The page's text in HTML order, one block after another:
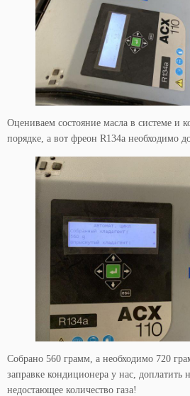
Оцениваем состояние масла в системе и
порядке, а вот фреон R134a необходимо
Собрано 560 грамм, а необходимо 720
заправке кондиционера у нас, доплатить
недостающее количество газа!